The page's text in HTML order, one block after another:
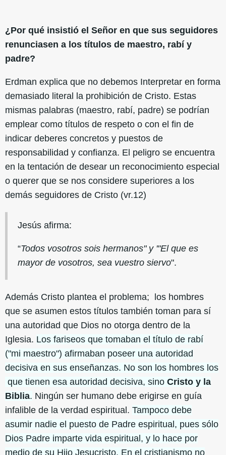
¿Por qué insistió el Señor en que sus seguidores
renunciasen a los títulos de maestro, rabí y
padre?
Erdman explica que no debemos Interpretar en forma
demasiado literal la prohibición de Cristo. Estas
mismas palabras (maestro, rabí, padre) se podrían
emplear como títulos de respeto o con el fin de
indicar deberes concretos y puestos de
responsabilidad y confianza. El peligro se encuentra
en la tentación de desear un reconocimiento especial
o querer que se nos considere superiores a los
demás seguidores de Cristo (vr.12)
Jesús afirma:
“Todos vosotros sois hermanos" y '"El que es
mayor de vosotros, sea vuestro siervo".
Además Cristo plantea el problema; los hombres
que se asumen estos títulos también toman para sí
una autoridad que Dios no otorga dentro de la
Iglesia. Los fariseos que tomaban el título de rabí
("mi maestro") afirmaban poseer una autoridad
decisiva en sus enseñanzas. No son los hombres los
que tienen esa autoridad decisiva, sino Cristo y la
Biblia. Ningún ser humano debe erigirse en guía
infalible de la verdad espiritual. Tampoco debe
asumir nadie el puesto de Padre espiritual, pues sólo
Dios Padre imparte vida espiritual, y lo hace por
medio de su Hijo Jesucristo. En el cristianismo no